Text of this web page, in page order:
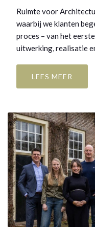
Ruimte voor
waarbij we klanten
proces – van het
uitwerking, realisatie
LEES MEER